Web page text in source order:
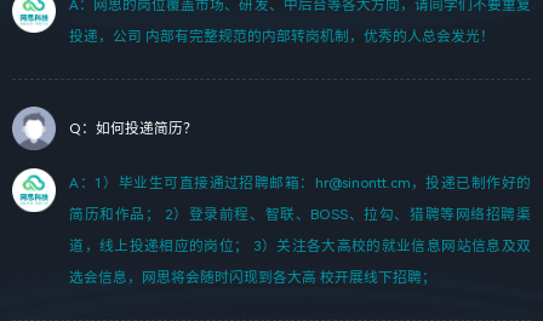
A：网思的岗位覆盖市场、研发、中后台等各大方向，请同学们不要重复
投递，公司 内部有完整规范的内部转岗机制，优秀的人总会发光！
Q：如何投递简历？
A：1）毕业生可直接通过招聘邮箱：hr@sinontt.cm，投递已制作好的
简历和作品； 2）登录前程、智联、BOSS、拉勾、猎聘等网络招聘渠
道，线上投递相应的岗位； 3）关注各大高校的就业信息网站信息及双
选会信息，网思将会随时闪现到各大高 校开展线下招聘；